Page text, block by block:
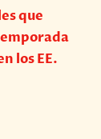
que
los EE.